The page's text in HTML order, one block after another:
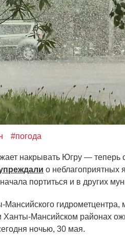
#погода
накрывать Югру — теперь
о неблагоприятных
портиться и в других
гидрометцентра,
Ханты-Мансийском районах
ночью, 30 мая.